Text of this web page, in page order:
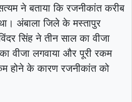
ने बताया कि रजनीकांत करीब
अंबाला जिले के मस्तापुर
सिंह ने तीन साल का वीजा
वीजा लगवाया और पूरी रकम
होने के कारण रजनीकांत को